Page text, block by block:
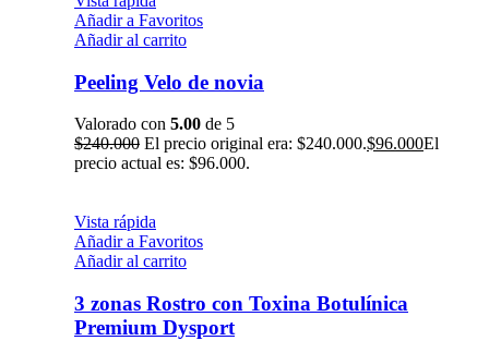
Añadir a Favoritos
Añadir al carrito
Peeling Velo de novia
Valorado con 5.00 de 5
$240.000 El precio original era: $240.000.$96.000El
precio actual es: $96.000.
Vista rápida
Añadir a Favoritos
Añadir al carrito
3 zonas Rostro con Toxina Botulínica
Premium Dysport